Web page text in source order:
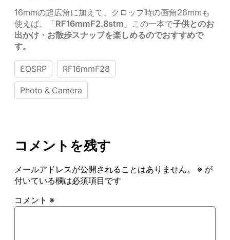
16mmの超広角に加えて、クロップ時の画角26mm も
使えば、「RF16mmF2.8stm 」この一本で子供とのお
出かけ・お散歩スナップを楽しめるのでおすすめで
す。
EOSRP RF16mmF28
Photo & Camera
コメントを残す
メールアドレスが公開されることはありません。 ※ が
付いている欄は必須項目です
コメント ※